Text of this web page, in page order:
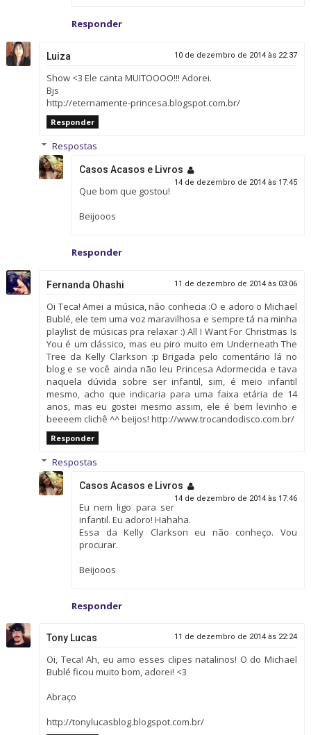
Responder
Luiza 10 de dezembro de 2014 às 22:37
Show <3 Ele canta MUITOOOO!!! Adorei.
Bjs
http://eternamente-princesa.blogspot.com.br/
Responder
Respostas
Casos Acasos e Livros
14 de dezembro de 2014 às 17:45
Que bom que gostou!
Beijooos
Responder
Fernanda Ohashi 11 de dezembro de 2014 às 03:06
Oi Teca! Amei a música, não conhecia :O e adoro o Michael
Bublé, ele tem uma voz maravilhosa e sempre tá na minha
playlist de músicas pra relaxar :) All I Want For Christmas Is
You é um clássico, mas eu piro muito em Underneath The
Tree da Kelly Clarkson :p Brigada pelo comentário lá no
blog e se você ainda não leu Princesa Adormecida e tava
naquela dúvida sobre ser infantil, sim, é meio infantil
mesmo, acho que indicaria para uma faixa etária de 14
anos, mas eu gostei mesmo assim, ele é bem levinho e
beeeem clichê ^^ beijos! http://www.trocandodisco.com.br/
Responder
Respostas
Casos Acasos e Livros
14 de dezembro de 2014 às 17:46
Eu nem ligo para ser
infantil. Eu adoro! Hahaha.
Essa da Kelly Clarkson eu não conheço. Vou
procurar.
Beijooos
Responder
Tony Lucas 11 de dezembro de 2014 às 22:24
Oi, Teca! Ah, eu amo esses clipes natalinos! O do Michael
Bublé ficou muito bom, adorei! <3
Abraço
http://tonylucasblog.blogspot.com.br/